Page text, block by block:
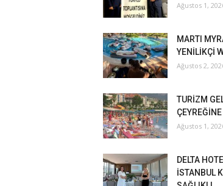
Ağustos 1,
MARTI
YENİLİKÇİ
Ağustos 2,
TURİZM
Ağustos 1,
DELTA
İSTANBUL